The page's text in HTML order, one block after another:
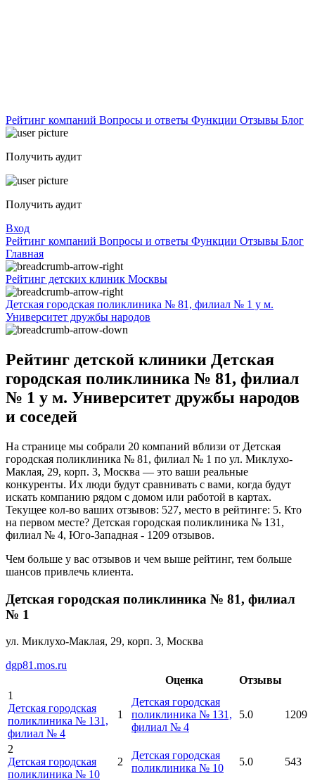
Рейтинг компаний Вопросы и ответы Функции Отзывы Блог
Получить аудит
Получить аудит
Вход
Рейтинг компаний Вопросы и ответы Функции Отзывы Блог
Главная
Рейтинг детских клиник Москвы
Детская городская поликлиника № 81, филиал № 1 у м.
Университет дружбы народов
Рейтинг детской клиники Детская
городская поликлиника № 81, филиал
№ 1 у м. Университет дружбы народов
и соседей
На странице мы собрали 20 компаний вблизи от Детская
городская поликлиника № 81, филиал № 1 по ул. Миклухо-
Маклая, 29, корп. 3, Москва — это ваши реальные
конкуренты. Их люди будут сравнивать с вами, когда будут
искать компанию рядом с домом или работой в картах.
Текущее кол-во ваших отзывов: 527, место в рейтинге: 5. Кто
на первом месте? Детская городская поликлиника № 131,
филиал № 4, Юго-Западная - 1209 отзывов.
Чем больше у вас отзывов и чем выше рейтинг, тем больше
шансов привлечь клиента.
Детская городская поликлиника № 81, филиал
№ 1
ул. Миклухо-Маклая, 29, корп. 3, Москва
dgp81.mos.ru
Оценка
Отзывы
1
Детская городская
поликлиника № 131,
филиал № 4
1
Детская городская
поликлиника № 131,
филиал № 4
5.0 1209
2
Детская городская
поликлиника № 10
2
Детская городская
поликлиника № 10
5.0 543